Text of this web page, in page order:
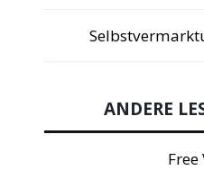
ANDERE
Free